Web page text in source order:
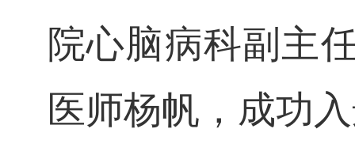
院心脑病科副主
医师杨帆，成功